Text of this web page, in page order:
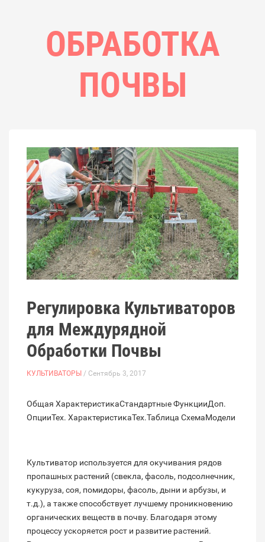
ОБРАБОТКА
ПОЧВЫ
Регулировка Культиваторов
для Междурядной
Обработки Почвы
КУЛЬТИВАТОРЫ / Сентябрь 3, 2017
Общая ХарактеристикаСтандартные ФункцииДоп.
ОпцииТех. ХарактеристикаТех.Таблица СхемаМодели
Культиватор используется для окучивания рядов
пропашных растений (свекла, фасоль, подсолнечник,
кукуруза, соя, помидоры, фасоль, дыни и арбузы, и
т.д.), а также способствует лучшему проникновению
органических веществ в почву. Благодаря этому
процессу ускоряется рост и развитие растений.